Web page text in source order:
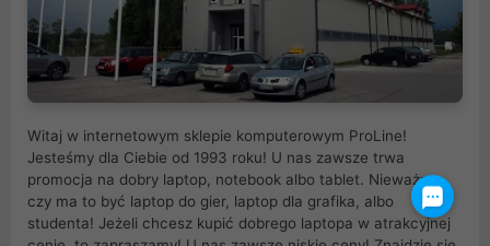
Witaj w internetowym sklepie komputerowym ProLine!
Jesteśmy dla Ciebie od 1993 roku! U nas zawsze trwa
promocja na dobry laptop, notebook albo tablet. Nieważne
czy ma to być laptop do gier, laptop dla grafika, albo
studenta! Jeżeli chcesz kupić dobrego laptopa w atrakcyjnej